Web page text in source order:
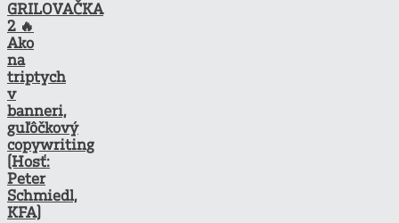
GRILOVAČKA
2 🔥
Ako
na
triptych
v
banneri,
guľôčkový
copywriting
(Hosť:
Peter
Schmiedl,
KFA)